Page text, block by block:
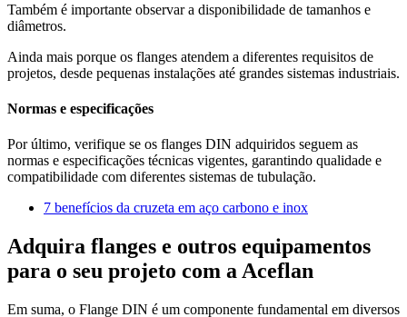
Também é importante observar a disponibilidade de tamanhos e
diâmetros.
Ainda mais porque os flanges atendem a diferentes requisitos de
projetos, desde pequenas instalações até grandes sistemas industriais.
Normas e especificações
Por último, verifique se os flanges DIN adquiridos seguem as
normas e especificações técnicas vigentes, garantindo qualidade e
compatibilidade com diferentes sistemas de tubulação.
7 benefícios da cruzeta em aço carbono e inox
Adquira flanges e outros equipamentos
para o seu projeto com a Aceflan
Em suma, o Flange DIN é um componente fundamental em diversos